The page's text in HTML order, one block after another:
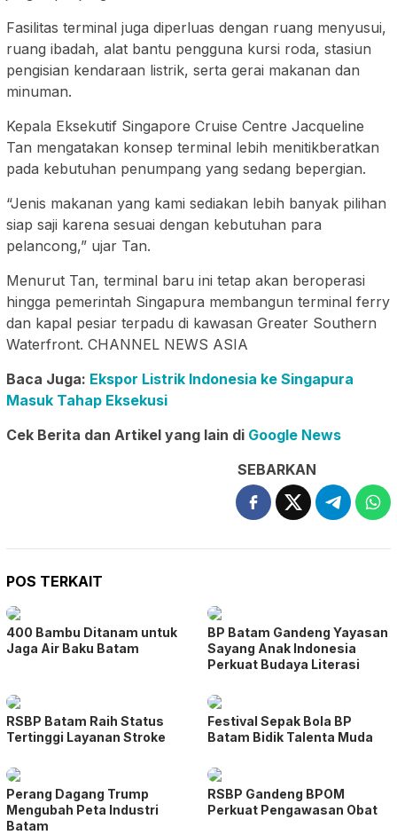
Fasilitas terminal juga diperluas dengan ruang menyusui,
ruang ibadah, alat bantu pengguna kursi roda, stasiun
pengisian kendaraan listrik, serta gerai makanan dan
minuman.
Kepala Eksekutif Singapore Cruise Centre Jacqueline
Tan mengatakan konsep terminal lebih menitikberatkan
pada kebutuhan penumpang yang sedang bepergian.
“Jenis makanan yang kami sediakan lebih banyak pilihan
siap saji karena sesuai dengan kebutuhan para
pelancong,” ujar Tan.
Menurut Tan, terminal baru ini tetap akan beroperasi
hingga pemerintah Singapura membangun terminal ferry
dan kapal pesiar terpadu di kawasan Greater Southern
Waterfront. CHANNEL NEWS ASIA
Baca Juga: Ekspor Listrik Indonesia ke Singapura
Masuk Tahap Eksekusi
Cek Berita dan Artikel yang lain di Google News
SEBARKAN
POS TERKAIT
400 Bambu Ditanam untuk
Jaga Air Baku Batam
BP Batam Gandeng Yayasan
Sayang Anak Indonesia
Perkuat Budaya Literasi
RSBP Batam Raih Status
Tertinggi Layanan Stroke
Festival Sepak Bola BP
Batam Bidik Talenta Muda
Perang Dagang Trump
Mengubah Peta Industri
Batam
RSBP Gandeng BPOM
Perkuat Pengawasan Obat